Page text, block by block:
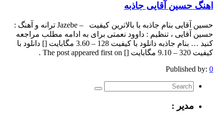
اهنگ حسین آقایی جاذبه
حسین آقایی بنام جاذبه با بالاترین کیفیت – Jazebe ترانه و آهنگ :
حسین آقایی ، تنظیم : داوود نعمتی برای به ادامه مطلب مراجعه
کنید … بنام جاذبه دانلود با کیفیت 128 – 3.60 مگابایت [] دانلود با
کیفیت 320 – 9.10 مگابایت [] The post appeared first on .
Published by: 0
مدیر :